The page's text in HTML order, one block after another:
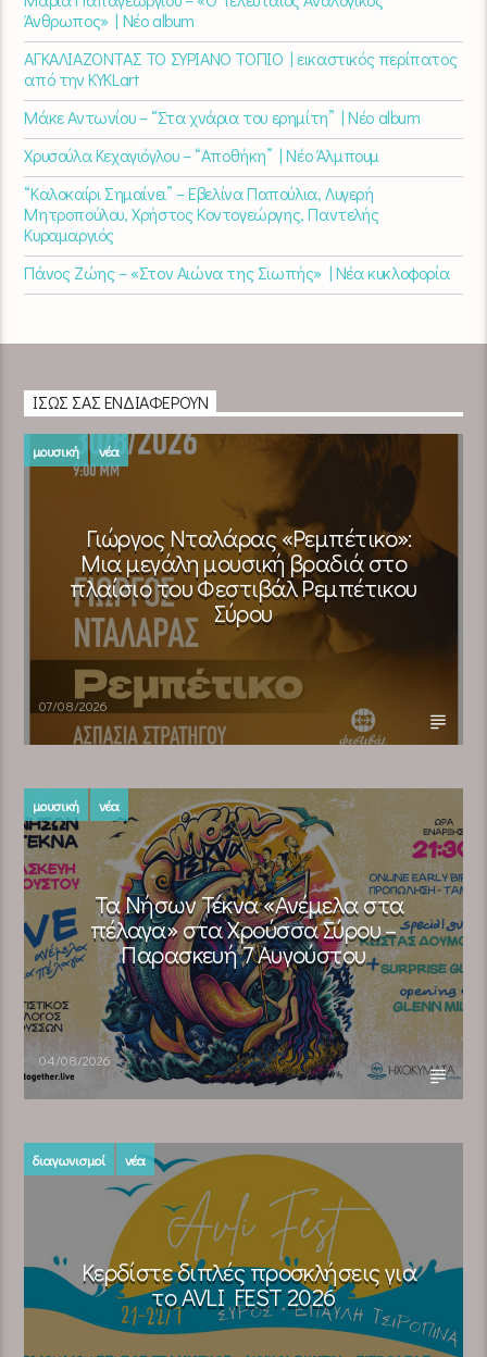
Άνθρωπος» | Νέο album
ΑΓΚΑΛΙΑΖΟΝΤΑΣ ΤΟ ΣΥΡΙΑΝΟ ΤΟΠΙΟ | εικαστικός περίπατος
από την KYKLart
Μάκε Αντωνίου – “Στα χνάρια του ερημίτη” | Νέο album
Χρυσούλα Κεχαγιόγλου – “Αποθήκη” | Νέο Άλμπουμ
“Καλοκαίρι Σημαίνει” – Εβελίνα Παπούλια, Λυγερή
Μητροπούλου, Χρήστος Κοντογεώργης, Παντελής
Κυραμαργιός
Πάνος Ζώης – «Στον Αιώνα της Σιωπής» | Νέα κυκλοφορία
ΊΣΩΣ ΣΑΣ ΕΝΔΙΑΦΈΡΟΥΝ
μουσική νέα
Γιώργος Νταλάρας «Ρεμπέτικο»:
Μια μεγάλη μουσική βραδιά στο
πλαίσιο του Φεστιβάλ Ρεμπέτικου
Σύρου
07/08/2026
μουσική νέα
Τα Νήσων Τέκνα «Ανέμελα στα
πέλαγα» στα Χρούσσα Σύρου –
Παρασκευή 7 Αυγούστου
04/08/2026
διαγωνισμοί νέα
Κερδίστε διπλές προσκλήσεις για
το AVLI FEST 2026